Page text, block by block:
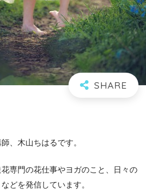
、木山ちはるです。
専門の花仕事やヨガのこと、日々の
どを発信しています。